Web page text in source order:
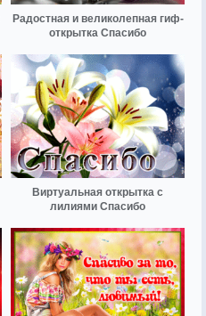
Радостная и великолепная гиф-
открытка Спасибо
Виртуальная открытка с
лилиями Спасибо